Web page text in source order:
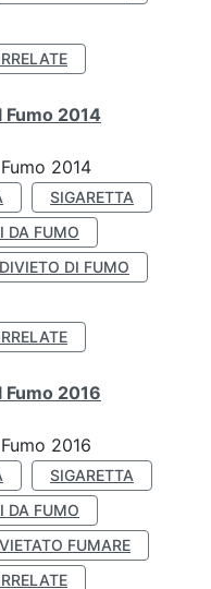
2014
2014
SIGARETTA
DA FUMO
DIVIETO DI FUMO
2016
2016
SIGARETTA
DA FUMO
VIETATO FUMARE